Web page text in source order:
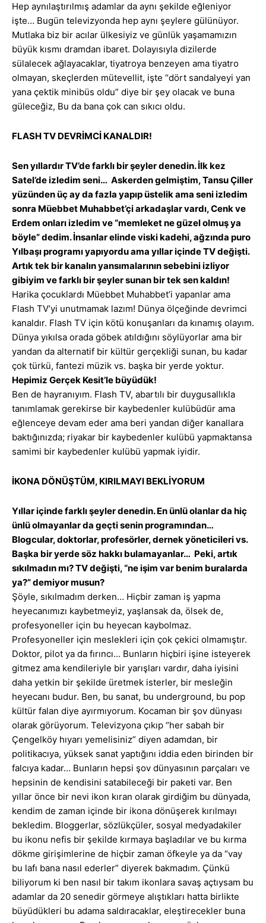
Hep aynılaştırılmış adamlar da aynı şekilde eğleniyor
işte… Bugün televizyonda hep aynı şeylere gülünüyor.
Mutlaka biz bir acılar ülkesiyiz ve günlük yaşamamızın
büyük kısmı dramdan ibaret. Dolayısıyla dizilerde
sülalecek ağlayacaklar, tiyatroya benzeyen ama tiyatro
olmayan, skeçlerden mütevellit, işte “dört sandalyeyi yan
yana çektik minibüs oldu” diye bir şey olacak ve buna
güleceğiz, Bu da bana çok can sıkıcı oldu.
FLASH TV DEVRİMCİ KANALDIR!
Sen yıllardır TV’de farklı bir şeyler denedin. İlk kez
Satel’de izledim seni… Askerden gelmiştim, Tansu Çiller
yüzünden üç ay da fazla yapıp üstelik ama seni izledim
sonra Müebbet Muhabbet’çi arkadaşlar vardı, Cenk ve
Erdem onları izledim ve “memleket ne güzel olmuş ya
böyle” dedim. İnsanlar elinde viski kadehi, ağzında puro
Yılbaşı programı yapıyordu ama yıllar içinde TV değişti.
Artık tek bir kanalın yansımalarının sebebini izliyor
gibiyim ve farklı bir şeyler sunan bir tek sen kaldın!
Harika çocuklardı Müebbet Muhabbet’i yapanlar ama
Flash TV’yi unutmamak lazım! Dünya ölçeğinde devrimci
kanaldır. Flash TV için kötü konuşanları da kınamış olayım.
Dünya yıkılsa orada göbek atıldığını söylüyorlar ama bir
yandan da alternatif bir kültür gerçekliği sunan, bu kadar
çok türkü, fantezi müzik vs. başka bir yerde yoktur.
Hepimiz Gerçek Kesit’le büyüdük!
Ben de hayranıyım. Flash TV, abartılı bir duygusallıkla
tanımlamak gerekirse bir kaybedenler kulübüdür ama
eğlenceye devam eder ama beri yandan diğer kanallara
baktığınızda; riyakar bir kaybedenler kulübü yapmaktansa
samimi bir kaybedenler kulübü yapmak iyidir.
İKONA DÖNÜŞTÜM, KIRILMAYI BEKLİYORUM
Yıllar içinde farklı şeyler denedin. En ünlü olanlar da hiç
ünlü olmayanlar da geçti senin programından…
Blogcular, doktorlar, profesörler, dernek yöneticileri vs.
Başka bir yerde söz hakkı bulamayanlar… Peki, artık
sıkılmadın mı? TV değişti, “ne işim var benim buralarda
ya?” demiyor musun?
Şöyle, sıkılmadım derken… Hiçbir zaman iş yapma
heyecanımızı kaybetmeyiz, yaşlansak da, ölsek de,
profesyoneller için bu heyecan kaybolmaz.
Profesyoneller için meslekleri için çok çekici olmamıştır.
Doktor, pilot ya da fırıncı… Bunların hiçbiri işine isteyerek
gitmez ama kendileriyle bir yarışları vardır, daha iyisini
daha yetkin bir şekilde üretmek isterler, bir mesleğin
heyecanı budur. Ben, bu sanat, bu underground, bu pop
kültür falan diye ayırmıyorum. Kocaman bir şov dünyası
olarak görüyorum. Televizyona çıkıp “her sabah bir
Çengelköy hıyarı yemelisiniz” diyen adamdan, bir
politikacıya, yüksek sanat yaptığını iddia eden birinden bir
falcıya kadar… Bunların hepsi şov dünyasının parçaları ve
hepsinin de kendisini satabileceği bir paketi var. Ben
yıllar önce bir nevi ikon kıran olarak girdiğim bu dünyada,
kendim de zaman içinde bir ikona dönüşerek kırılmayı
bekledim. Bloggerlar, sözlükçüler, sosyal medyadakiler
bu ikonu nefis bir şekilde kırmaya başladılar ve bu kırma
dökme girişimlerine de hiçbir zaman öfkeyle ya da “vay
bu lafı bana nasıl ederler” diyerek bakmadım. Çünkü
biliyorum ki ben nasıl bir takım ikonlara savaş açtıysam bu
adamlar da 20 senedir görmeye alıştıkları hatta birlikte
büyüdükleri bu adama saldıracaklar, eleştirecekler buna